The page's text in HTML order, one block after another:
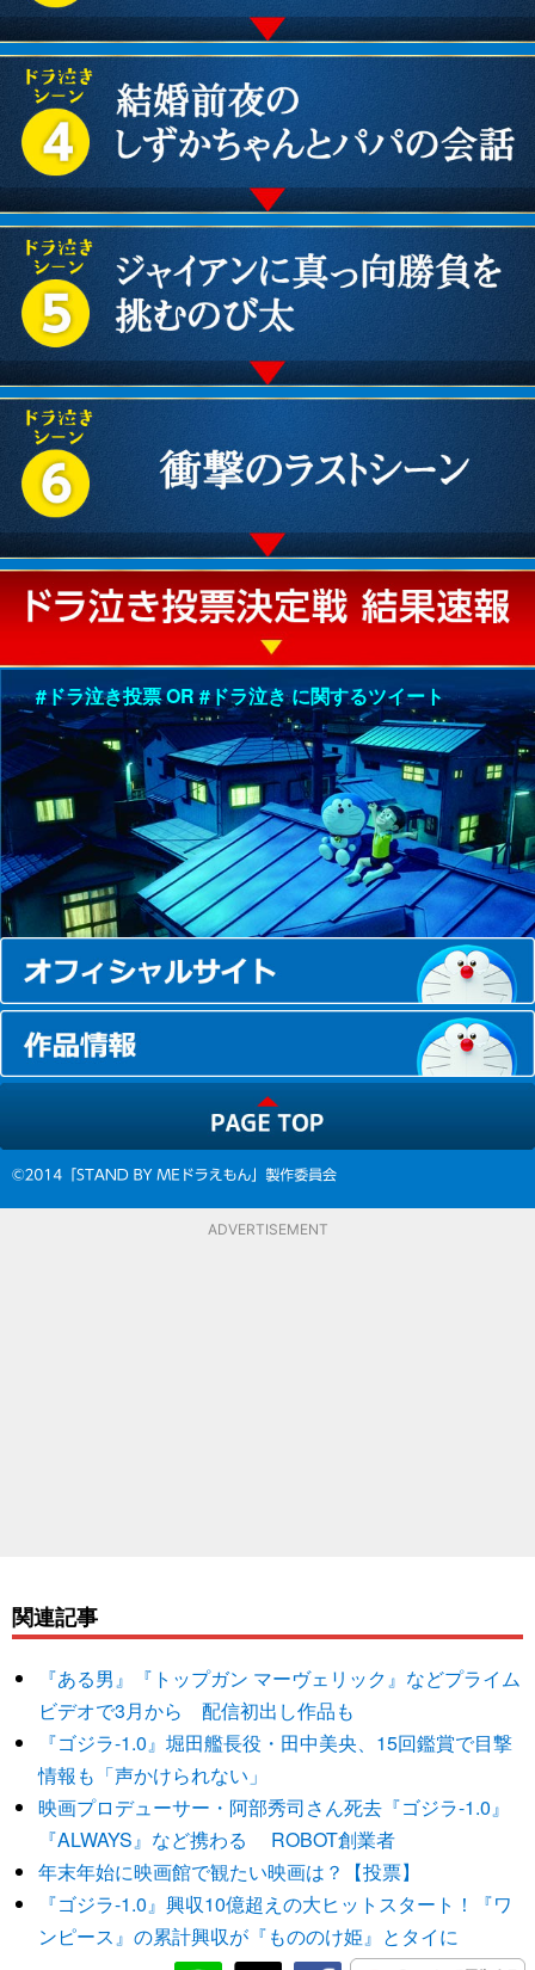
#ドラ泣き投票 OR #ドラ泣き に関するツイート
ADVERTISEMENT
関連記事
『ある男』『トップガン マーヴェリック』などプライム
ビデオで3月から 配信初出し作品も
『ゴジラ-1.0』堀田艦長役・田中美央、15回鑑賞で目撃
情報も「声かけられない」
映画プロデューサー・阿部秀司さん死去『ゴジラ-1.0』
『ALWAYS』など携わる ROBOT創業者
年末年始に映画館で観たい映画は？【投票】
『ゴジラ-1.0』興収10億超えの大ヒットスタート！『ワ
ンピース』の累計興収が『もののけ姫』とタイに